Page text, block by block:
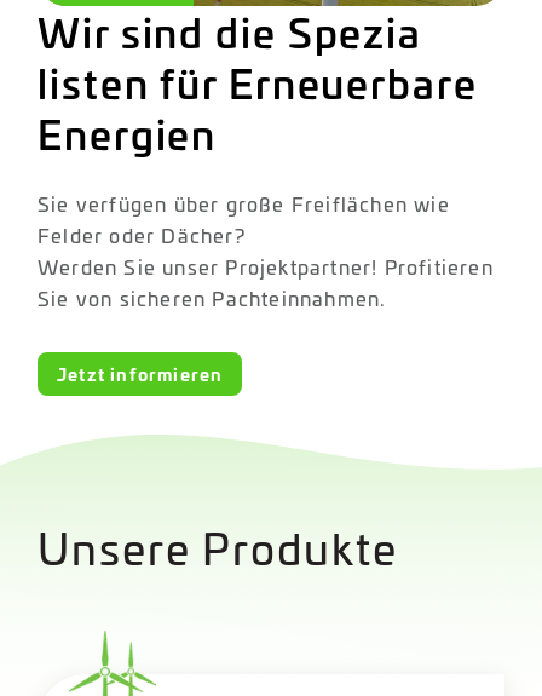
Wir sind die Spezia
listen für Erneuerbare
Energien
Sie verfügen über große Freiflächen wie
Felder oder Dächer?
Werden Sie unser Projektpartner! Profitieren
Sie von sicheren Pachteinnahmen.
Jetzt informieren
Unsere Produkte